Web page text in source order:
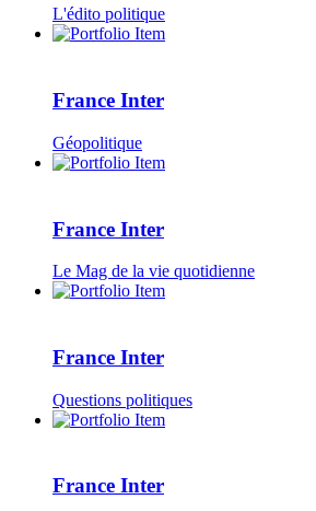
L'édito politique
France Inter
Géopolitique
France Inter
Le Mag de la vie quotidienne
France Inter
Questions politiques
France Inter